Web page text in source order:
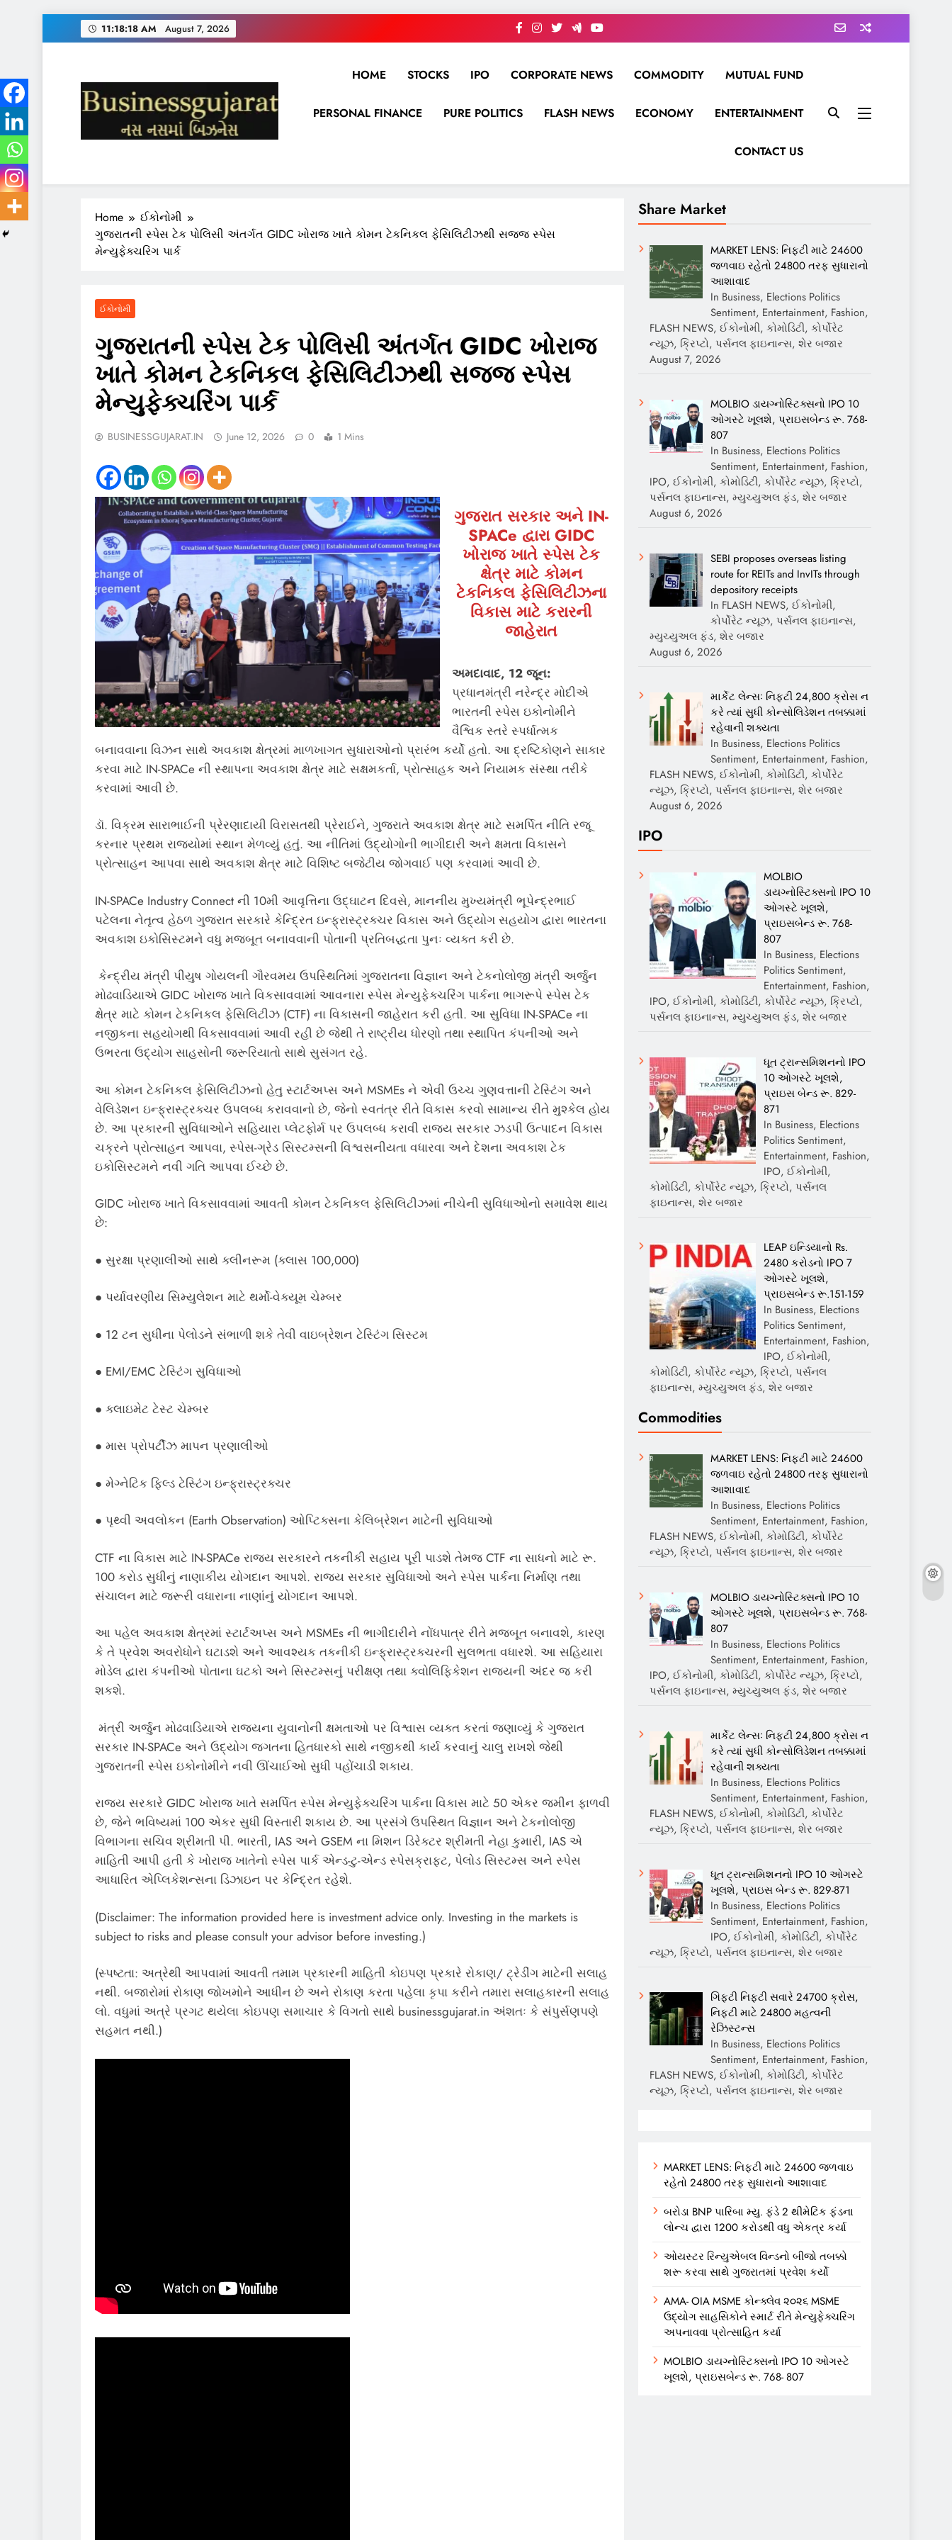
to
11:18:19 AM August 7, 2026
HOME STOCKS IPO CORPORATE NEWS COMMODITY MUTUAL FUND
PERSONAL FINANCE PURE POLITICS FLASH NEWS ECONOMY ENTERTAINMENT
CONTACT US
Home
ઈકોનોમી
ગુજરાતની સ્પેસ ટેક પોલિસી અંતર્ગત GIDC ખોરાજ ખાતે કોમન ટેકનિકલ ફેસિલિટીઝથી સજ્જ સ્પેસ
મેન્યુફેક્ચરિંગ પાર્ક
ઈકોનોમી
ગુજરાતની સ્પેસ ટેક પોલિસી અંતર્ગત GIDC ખોરાજ
ખાતે કોમન ટેકનિકલ ફેસિલિટીઝથી સજ્જ સ્પેસ
મેન્યુફેક્ચરિંગ પાર્ક
BUSINESSGUJARAT.IN June 12, 2026 0 1 Mins
ગુજરાત સરકાર અને IN-
SPACe દ્વારા GIDC
ખોરાજ ખાતે સ્પેસ ટેક
ક્ષેત્ર માટે કોમન
ટેકનિકલ ફેસિલિટીઝના
વિકાસ માટે કરારની
જાહેરાત
અમદાવાદ, 12 જૂન:
પ્રધાનમંત્રી નરેન્દ્ર મોદીએ
ભારતની સ્પેસ ઇકોનોમીને
વૈશ્વિક સ્તરે સ્પર્ધાત્મક
બનાવવાના વિઝન સાથે અવકાશ ક્ષેત્રમાં માળખાગત સુધારાઓનો પ્રારંભ કર્યો હતો. આ દ્રષ્ટિકોણને સાકાર
કરવા માટે IN-SPACe ની સ્થાપના અવકાશ ક્ષેત્ર માટે સક્ષમકર્તા, પ્રોત્સાહક અને નિયામક સંસ્થા તરીકે
કરવામાં આવી છે.
ડૉ. વિક્રમ સારાભાઈની પ્રેરણાદાયી વિરાસતથી પ્રેરાઈને, ગુજરાતે અવકાશ ક્ષેત્ર માટે સમર્પિત નીતિ રજૂ
કરનાર પ્રથમ રાજ્યોમાં સ્થાન મેળવ્યું હતું. આ નીતિમાં ઉદ્યોગોની ભાગીદારી અને ક્ષમતા વિકાસને
પ્રોત્સાહન આપવા સાથે અવકાશ ક્ષેત્ર માટે વિશિષ્ટ બજેટીય જોગવાઈ પણ કરવામાં આવી છે.
IN-SPACe Industry Connect ની 10મી આવૃત્તિના ઉદ્ઘાટન દિવસે, માનનીય મુખ્યમંત્રી ભૂપેન્દ્રભાઈ
પટેલના નેતૃત્વ હેઠળ ગુજરાત સરકારે કેન્દ્રિત ઇન્ફ્રાસ્ટ્રક્ચર વિકાસ અને ઉદ્યોગ સહયોગ દ્વારા ભારતના
અવકાશ ઇકોસિસ્ટમને વધુ મજબૂત બનાવવાની પોતાની પ્રતિબદ્ધતા પુનઃ વ્યક્ત કરી છે.
કેન્દ્રીય મંત્રી પીયુષ ગોયલની ગૌરવમય ઉપસ્થિતિમાં ગુજરાતના વિજ્ઞાન અને ટેકનોલોજી મંત્રી અર્જુન
મોઢવાડિયાએ GIDC ખોરાજ ખાતે વિકસાવવામાં આવનારા સ્પેસ મેન્યુફેક્ચરિંગ પાર્કના ભાગરૂપે સ્પેસ ટેક
ક્ષેત્ર માટે કોમન ટેકનિકલ ફેસિલિટીઝ (CTF) ના વિકાસની જાહેરાત કરી હતી. આ સુવિધા IN-SPACe ના
નજીકના સહયોગથી વિકસાવવામાં આવી રહી છે જેથી તે રાષ્ટ્રીય ધોરણો તથા સ્થાપિત કંપનીઓ અને
ઉભરતા ઉદ્યોગ સાહસોની જરૂરિયાતો સાથે સુસંગત રહે.
આ કોમન ટેકનિકલ ફેસિલિટીઝનો હેતુ સ્ટાર્ટઅપ્સ અને MSMEs ને એવી ઉચ્ચ ગુણવત્તાની ટેસ્ટિંગ અને
વેલિડેશન ઇન્ફ્રાસ્ટ્રક્ચર ઉપલબ્ધ કરાવવાનો છે, જેનો સ્વતંત્ર રીતે વિકાસ કરવો સામાન્ય રીતે મુશ્કેલ હોય
છે. આ પ્રકારની સુવિધાઓને સહિયારા પ્લેટફોર્મ પર ઉપલબ્ધ કરાવી રાજ્ય સરકાર ઝડપી ઉત્પાદન વિકાસ
ચક્રને પ્રોત્સાહન આપવા, સ્પેસ-ગ્રેડ સિસ્ટમ્સની વિશ્વસનીયતા વધારવા અને દેશના અવકાશ ટેક
ઇકોસિસ્ટમને નવી ગતિ આપવા ઈચ્છે છે.
GIDC ખોરાજ ખાતે વિકસાવવામાં આવતી કોમન ટેકનિકલ ફેસિલિટીઝમાં નીચેની સુવિધાઓનો સમાવેશ થાય
છે:
● સુરક્ષા પ્રણાલીઓ સાથે ક્લીનરૂમ (ક્લાસ 100,000)
● પર્યાવરણીય સિમ્યુલેશન માટે થર્મો-વેક્યૂમ ચેમ્બર
● 12 ટન સુધીના પેલોડને સંભાળી શકે તેવી વાઇબ્રેશન ટેસ્ટિંગ સિસ્ટમ
● EMI/EMC ટેસ્ટિંગ સુવિધાઓ
● ક્લાઇમેટ ટેસ્ટ ચેમ્બર
● માસ પ્રોપર્ટીઝ માપન પ્રણાલીઓ
● મેગ્નેટિક ફિલ્ડ ટેસ્ટિંગ ઇન્ફ્રાસ્ટ્રક્ચર
● પૃથ્વી અવલોકન (Earth Observation) ઓપ્ટિક્સના કેલિબ્રેશન માટેની સુવિધાઓ
CTF ના વિકાસ માટે IN-SPACe રાજ્ય સરકારને તકનીકી સહાય પૂરી પાડશે તેમજ CTF ના સાધનો માટે રૂ.
100 કરોડ સુધીનું નાણાકીય યોગદાન આપશે. રાજ્ય સરકાર સુવિધાઓ અને સ્પેસ પાર્કના નિર્માણ તથા
સંચાલન માટે જરૂરી વધારાના નાણાંનું યોગદાન આપશે.
આ પહેલ અવકાશ ક્ષેત્રમાં સ્ટાર્ટઅપ્સ અને MSMEs ની ભાગીદારીને નોંધપાત્ર રીતે મજબૂત બનાવશે, કારણ
કે તે પ્રવેશ અવરોધોને ઘટાડશે અને આવશ્યક તકનીકી ઇન્ફ્રાસ્ટ્રક્ચરની સુલભતા વધારશે. આ સહિયારા
મોડેલ દ્વારા કંપનીઓ પોતાના ઘટકો અને સિસ્ટમ્સનું પરીક્ષણ તથા ક્વોલિફિકેશન રાજ્યની અંદર જ કરી
શકશે.
મંત્રી અર્જુન મોઢવાડિયાએ રાજ્યના યુવાનોની ક્ષમતાઓ પર વિશ્વાસ વ્યક્ત કરતાં જણાવ્યું કે ગુજરાત
સરકાર IN-SPACe અને ઉદ્યોગ જગતના હિતધારકો સાથે નજીકથી કાર્ય કરવાનું ચાલુ રાખશે જેથી
ગુજરાતની સ્પેસ ઇકોનોમીને નવી ઊંચાઈઓ સુધી પહોંચાડી શકાય.
રાજ્ય સરકારે GIDC ખોરાજ ખાતે સમર્પિત સ્પેસ મેન્યુફેક્ચરિંગ પાર્કના વિકાસ માટે 50 એકર જમીન ફાળવી
છે, જેને ભવિષ્યમાં 100 એકર સુધી વિસ્તારી શકાય છે. આ પ્રસંગે ઉપસ્થિત વિજ્ઞાન અને ટેકનોલોજી
વિભાગના સચિવ શ્રીમતી પી. ભારતી, IAS અને GSEM ના મિશન ડિરેક્ટર શ્રીમતી નેહા કુમારી, IAS એ
માહિતી આપી હતી કે ખોરાજ ખાતેનો સ્પેસ પાર્ક એન્ડ-ટુ-એન્ડ સ્પેસક્રાફ્ટ, પેલોડ સિસ્ટમ્સ અને સ્પેસ
આધારિત એપ્લિકેશન્સના ડિઝાઇન પર કેન્દ્રિત રહેશે.
(Disclaimer: The information provided here is investment advice only. Investing in the markets is
subject to risks and please consult your advisor before investing.)
(સ્પષ્ટતા: અત્રેથી આપવામાં આવતી તમામ પ્રકારની માહિતી કોઇપણ પ્રકારે રોકાણ/ ટ્રેડીંગ માટેની સલાહ
નથી. બજારોમાં રોકાણ જોખમોને આધીન છે અને રોકાણ કરતા પહેલા કૃપા કરીને તમારા સલાહકારની સલાહ
લો. વધુમાં અત્રે પ્રગટ થયેલા કોઇપણ સમાચાર કે વિગતો સાથે businessgujarat.in અંશતઃ કે સંપુર્સણપણે
સહમત નથી.)
Share Market
MARKET LENS: નિફ્ટી માટે 24600
જળવાઇ રહેતો 24800 તરફ સુધારાનો
આશાવાદ
In Business, Elections Politics
Sentiment, Entertainment, Fashion,
FLASH NEWS, ઈકોનોમી, કોમોડિટી, કોર્પોરેટ
ન્યૂઝ, ક્રિપ્ટો, પર્સનલ ફાઇનાન્સ, શેર બજાર
August 7, 2026
MOLBIO ડાયગ્નોસ્ટિક્સનો IPO 10
ઓગસ્ટે ખૂલશે, પ્રાઇસબેન્ડ રૂ. 768-
807
In Business, Elections Politics
Sentiment, Entertainment, Fashion,
IPO, ઈકોનોમી, કોમોડિટી, કોર્પોરેટ ન્યૂઝ, ક્રિપ્ટો,
પર્સનલ ફાઇનાન્સ, મ્યુચ્યુઅલ ફંડ, શેર બજાર
August 6, 2026
SEBI proposes overseas listing
route for REITs and InvITs through
depository receipts
In FLASH NEWS, ઈકોનોમી,
કોર્પોરેટ ન્યૂઝ, પર્સનલ ફાઇનાન્સ,
મ્યુચ્યુઅલ ફંડ, શેર બજાર
August 6, 2026
માર્કેટ લેન્સઃ નિફ્ટી 24,800 ક્રોસ ન
કરે ત્યાં સુધી કોન્સોલિડેશન તબક્કામાં
રહેવાની શક્યતા
In Business, Elections Politics
Sentiment, Entertainment, Fashion,
FLASH NEWS, ઈકોનોમી, કોમોડિટી, કોર્પોરેટ
ન્યૂઝ, ક્રિપ્ટો, પર્સનલ ફાઇનાન્સ, શેર બજાર
August 6, 2026
IPO
MOLBIO
ડાયગ્નોસ્ટિક્સનો IPO 10
ઓગસ્ટે ખૂલશે,
પ્રાઇસબેન્ડ રૂ. 768-
807
In Business, Elections
Politics Sentiment,
Entertainment, Fashion,
IPO, ઈકોનોમી, કોમોડિટી, કોર્પોરેટ ન્યૂઝ, ક્રિપ્ટો,
પર્સનલ ફાઇનાન્સ, મ્યુચ્યુઅલ ફંડ, શેર બજાર
ધૂત ટ્રાન્સમિશનનો IPO
10 ઓગસ્ટે ખૂલશે,
પ્રાઇસ બેન્ડ રૂ. 829-
871
In Business, Elections
Politics Sentiment,
Entertainment, Fashion,
IPO, ઈકોનોમી,
કોમોડિટી, કોર્પોરેટ ન્યૂઝ, ક્રિપ્ટો, પર્સનલ
ફાઇનાન્સ, શેર બજાર
LEAP ઇન્ડિયાનો Rs.
2480 કરોડનો IPO 7
ઓગસ્ટે ખૂલશે,
પ્રાઇસબેન્ડ રૂ.151-159
In Business, Elections
Politics Sentiment,
Entertainment, Fashion,
IPO, ઈકોનોમી,
કોમોડિટી, કોર્પોરેટ ન્યૂઝ, ક્રિપ્ટો, પર્સનલ
ફાઇનાન્સ, મ્યુચ્યુઅલ ફંડ, શેર બજાર
Commodities
MARKET LENS: નિફ્ટી માટે 24600
જળવાઇ રહેતો 24800 તરફ સુધારાનો
આશાવાદ
In Business, Elections Politics
Sentiment, Entertainment, Fashion,
FLASH NEWS, ઈકોનોમી, કોમોડિટી, કોર્પોરેટ
ન્યૂઝ, ક્રિપ્ટો, પર્સનલ ફાઇનાન્સ, શેર બજાર
MOLBIO ડાયગ્નોસ્ટિક્સનો IPO 10
ઓગસ્ટે ખૂલશે, પ્રાઇસબેન્ડ રૂ. 768-
807
In Business, Elections Politics
Sentiment, Entertainment, Fashion,
IPO, ઈકોનોમી, કોમોડિટી, કોર્પોરેટ ન્યૂઝ, ક્રિપ્ટો,
પર્સનલ ફાઇનાન્સ, મ્યુચ્યુઅલ ફંડ, શેર બજાર
માર્કેટ લેન્સઃ નિફ્ટી 24,800 ક્રોસ ન
કરે ત્યાં સુધી કોન્સોલિડેશન તબક્કામાં
રહેવાની શક્યતા
In Business, Elections Politics
Sentiment, Entertainment, Fashion,
FLASH NEWS, ઈકોનોમી, કોમોડિટી, કોર્પોરેટ
ન્યૂઝ, ક્રિપ્ટો, પર્સનલ ફાઇનાન્સ, શેર બજાર
ધૂત ટ્રાન્સમિશનનો IPO 10 ઓગસ્ટે
ખૂલશે, પ્રાઇસ બેન્ડ રૂ. 829-871
In Business, Elections Politics
Sentiment, Entertainment, Fashion,
IPO, ઈકોનોમી, કોમોડિટી, કોર્પોરેટ
ન્યૂઝ, ક્રિપ્ટો, પર્સનલ ફાઇનાન્સ, શેર બજાર
ગિફ્ટી નિફ્ટી સવારે 24700 ક્રોસ,
નિફ્ટી માટે 24800 મહત્વની
રેઝિસ્ટન્સ
In Business, Elections Politics
Sentiment, Entertainment, Fashion,
FLASH NEWS, ઈકોનોમી, કોમોડિટી, કોર્પોરેટ
ન્યૂઝ, ક્રિપ્ટો, પર્સનલ ફાઇનાન્સ, શેર બજાર
MARKET LENS: નિફ્ટી માટે 24600 જળવાઇ
રહેતો 24800 તરફ સુધારાનો આશાવાદ
બરોડા BNP પારિબા મ્યુ. ફંડે 2 થીમેટિક ફંડના
લોન્ચ દ્વારા 1200 કરોડથી વધુ એકત્ર કર્યા
ઓયસ્ટર રિન્યુએબલ વિન્ડનો બીજો તબક્કો
શરૂ કરવા સાથે ગુજરાતમાં પ્રવેશ કર્યો
AMA- OIA MSME કોન્ક્લેવ ૨૦૨૬ MSME
ઉદ્યોગ સાહસિકોને સ્માર્ટ રીતે મેન્યુફેક્ચરિંગ
અપનાવવા પ્રોત્સાહિત કર્યા
MOLBIO ડાયગ્નોસ્ટિક્સનો IPO 10 ઓગસ્ટે
ખૂલશે, પ્રાઇસબેન્ડ રૂ. 768- 807